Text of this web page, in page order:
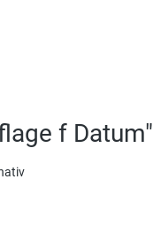
f Datum"